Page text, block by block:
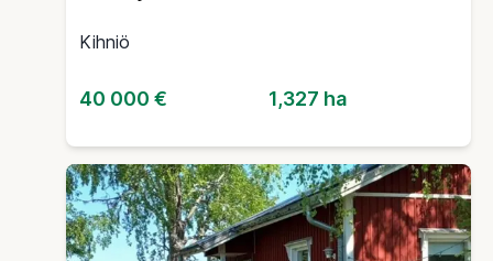
Kihniö
40 000 € 1,327 ha